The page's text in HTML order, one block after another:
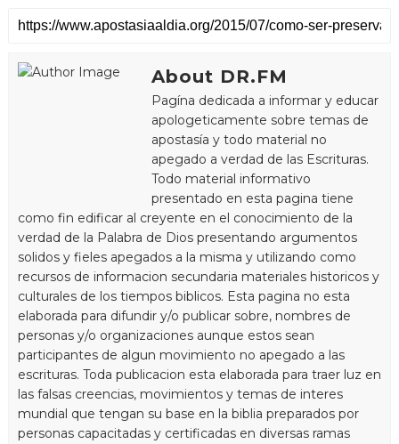
About DR.FM
Pagína dedicada a informar y educar
apologeticamente sobre temas de
apostasía y todo material no
apegado a verdad de las Escrituras.
Todo material informativo
presentado en esta pagina tiene
como fin edificar al creyente en el conocimiento de la
verdad de la Palabra de Dios presentando argumentos
solidos y fieles apegados a la misma y utilizando como
recursos de informacion secundaria materiales historicos y
culturales de los tiempos biblicos. Esta pagina no esta
elaborada para difundir y/o publicar sobre, nombres de
personas y/o organizaciones aunque estos sean
participantes de algun movimiento no apegado a las
escrituras. Toda publicacion esta elaborada para traer luz en
las falsas creencias, movimientos y temas de interes
mundial que tengan su base en la biblia preparados por
personas capacitadas y certificadas en diversas ramas